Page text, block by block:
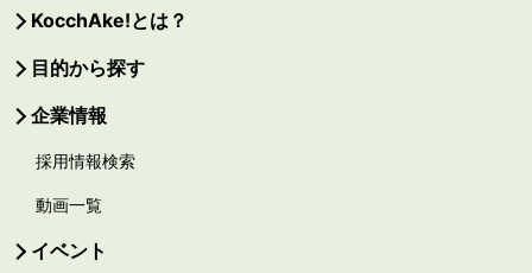
KocchAke!とは？
目的から探す
企業情報
採用情報検索
動画一覧
イベント